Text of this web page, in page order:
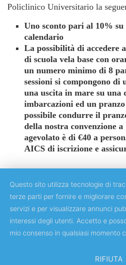
Policlinico Universitario la
Uno sconto pari al 10%
calendario
La possibilità di accedere
di scuola vela base con
un numero minimo di 8
sessioni si compongono di
una uscita in mare su una
imbarcazioni ed un
possibile condurre il
della nostra convenzione
agevolato è di €40 a
AICS di iscrizione e
Copyright © 2018 Università degli Studi di
Questo sito utilizza tecnologie di
terze parti per fornire e migliorare
servizi e per visualizzare annunci
interessi degli utenti. Accetto e
mio consenso in qualsiasi momento
RIFIUTA